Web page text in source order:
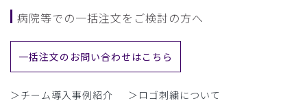
病院等での一括注文をご検討の方へ
一括注文のお問い合わせはこちら
＞チーム導入事例紹介 ＞ロゴ刺繍について